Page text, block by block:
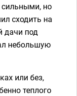
но
сходить на
дачи под
небольшую
или без,
теплого